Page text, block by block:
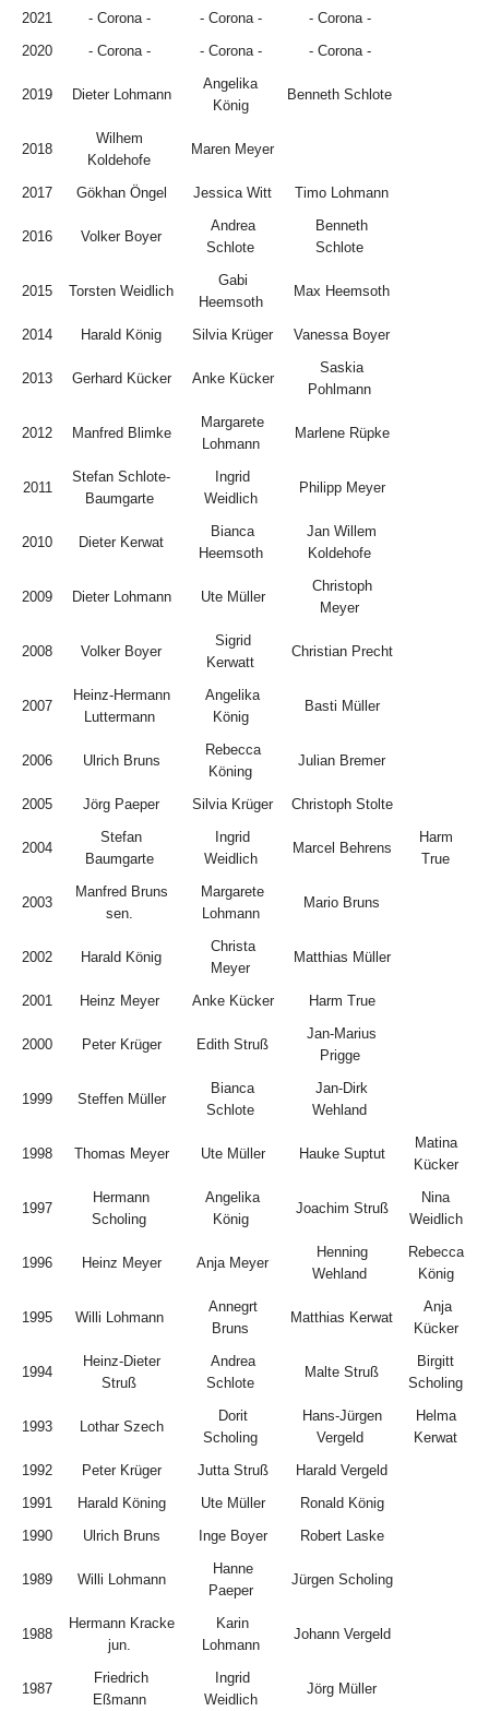
2021 - Corona - - Corona -
- Corona -
2020
- Corona - - Corona - - Corona -
2019 Dieter Lohmann
Angelika
König
Benneth Schlote
2018
Wilhem
Koldehofe
Maren Meyer
2017 Gökhan Öngel Jessica Witt Timo Lohmann
2016 Volker Boyer
Andrea
Schlote
Benneth
Schlote
2015 Torsten Weidlich
Gabi
Heemsoth
Max Heemsoth
2014 Harald König Silvia Krüger Vanessa Boyer
2013 Gerhard Kücker Anke Kücker
Saskia
Pohlmann
2012 Manfred Blimke
Margarete
Lohmann
Marlene Rüpke
2011
Stefan Schlote-
Baumgarte
Ingrid
Weidlich
Philipp Meyer
2010 Dieter Kerwat
Bianca
Heemsoth
Jan Willem
Koldehofe
2009 Dieter Lohmann Ute Müller
Christoph
Meyer
2008 Volker Boyer
Sigrid
Kerwatt
Christian Precht
2007
Heinz-Hermann
Luttermann
Angelika
König
Basti Müller
2006 Ulrich Bruns
Rebecca
Köning
Julian Bremer
2005 Jörg Paeper Silvia Krüger Christoph Stolte
2004
Stefan
Baumgarte
Ingrid
Weidlich
Marcel Behrens
Harm
True
2003
Manfred Bruns
sen.
Margarete
Lohmann
Mario Bruns
2002 Harald König
Christa
Meyer
Matthias Müller
2001 Heinz Meyer Anke Kücker Harm True
2000 Peter Krüger Edith Struß
Jan-Marius
Prigge
1999 Steffen Müller
Bianca
Schlote
Jan-Dirk
Wehland
1998 Thomas Meyer Ute Müller Hauke Suptut
Matina
Kücker
1997
Hermann
Scholing
Angelika
König
Joachim Struß
Nina
Weidlich
1996 Heinz Meyer Anja Meyer
Henning
Wehland
Rebecca
König
1995 Willi Lohmann
Annegrt
Bruns
Matthias Kerwat
Anja
Kücker
1994
Heinz-Dieter
Struß
Andrea
Schlote
Malte Struß
Birgitt
Scholing
1993 Lothar Szech
Dorit
Scholing
Hans-Jürgen
Vergeld
Helma
Kerwat
1992
Peter Krüger Jutta Struß
Harald Vergeld
1991
Harald Köning Ute Müller
Ronald König
1990
Ulrich Bruns Inge Boyer Robert Laske
1989 Willi Lohmann
Hanne
Paeper
Jürgen Scholing
1988
Hermann Kracke
jun.
Karin
Lohmann
Johann Vergeld
1987
Friedrich
Eßmann
Ingrid
Weidlich
Jörg Müller